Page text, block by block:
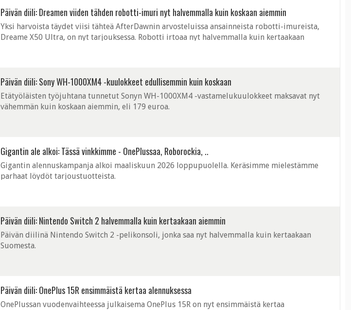
Päivän diili: Dreamen viiden tähden robotti-imuri nyt halvemmalla kuin koskaan aiemmin
Yksi harvoista täydet viisi tähteä AfterDawnin arvosteluissa ansainneista robotti-imureista,
Dreame X50 Ultra, on nyt tarjouksessa. Robotti irtoaa nyt halvemmalla kuin kertaakaan
Päivän diili: Sony WH-1000XM4 -kuulokkeet edullisemmin kuin koskaan
Etätyöläisten työjuhtana tunnetut Sonyn WH-1000XM4 -vastamelukuulokkeet maksavat nyt
vähemmän kuin koskaan aiemmin, eli 179 euroa.
Gigantin ale alkoi: Tässä vinkkimme - OnePlussaa, Roborockia, ..
Gigantin alennuskampanja alkoi maaliskuun 2026 loppupuolella. Keräsimme mielestämme
parhaat löydöt tarjoustuotteista.
Päivän diili: Nintendo Switch 2 halvemmalla kuin kertaakaan aiemmin
Päivän diilinä Nintendo Switch 2 -pelikonsoli, jonka saa nyt halvemmalla kuin kertaakaan
Suomesta.
Päivän diili: OnePlus 15R ensimmäistä kertaa alennuksessa
OnePlussan vuodenvaihteessa julkaisema OnePlus 15R on nyt ensimmäistä kertaa